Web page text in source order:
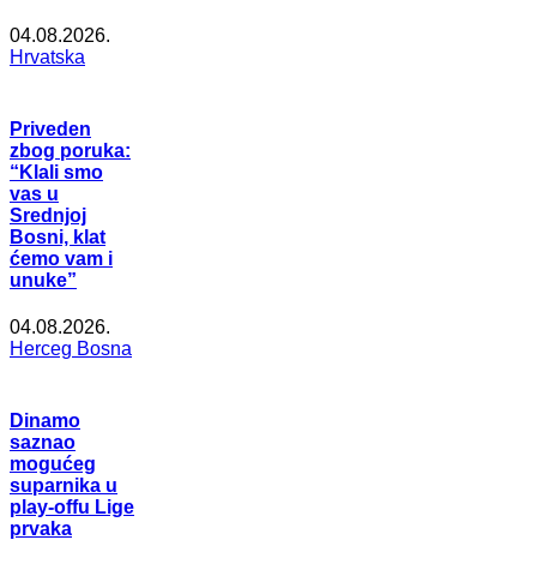
04.08.2026.
Hrvatska
Priveden
zbog poruka:
“Klali smo
vas u
Srednjoj
Bosni, klat
ćemo vam i
unuke”
04.08.2026.
Herceg Bosna
Dinamo
saznao
mogućeg
suparnika u
play-offu Lige
prvaka